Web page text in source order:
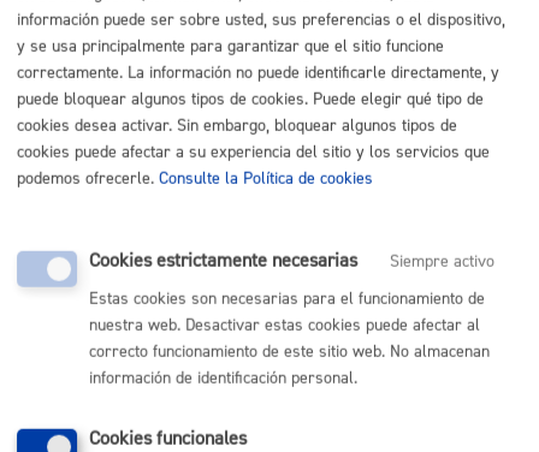
Listado completo de Trámites
Busco, tengo vivienda o local
Registro general: presentar alegaciones o recursos en un
expediente
* Online con certificado electrónico
PRESENCIAL
TELÉFONO
MÁQUINA
información puede ser sobre usted, sus preferencias o el dispositivo,
y se usa principalmente para garantizar que el sitio funcione
correctamente. La información no puede identificarle directamente, y
puede bloquear algunos tipos de cookies. Puede elegir qué tipo de
cookies desea activar. Sin embargo, bloquear algunos tipos de
cookies puede afectar a su experiencia del sitio y los servicios que
podemos ofrecerle. Consulte la Política de cookies
Cookies estrictamente necesarias
Siempre activo
Estas cookies son necesarias para el funcionamiento de
nuestra web. Desactivar estas cookies puede afectar al
correcto funcionamiento de este sitio web. No almacenan
información de identificación personal.
Cookies funcionales